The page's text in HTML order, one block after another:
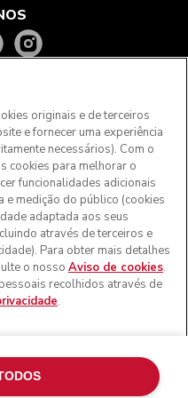
e outros territórios
a nossa equipa de Apoio
encomenda, de forma a
envio exatos e aplicar a
correta
locais.
Aviso de privacidade
originais e de terceiros
e fornecer uma experiência
necessários). Com o
cookies para melhorar o
funcionalidades adicionais
e medição do público (cookies
adaptada aos seus
através de terceiros e
Para obter mais detalhes
o nosso Aviso de cookies.
recolhidos através de
.